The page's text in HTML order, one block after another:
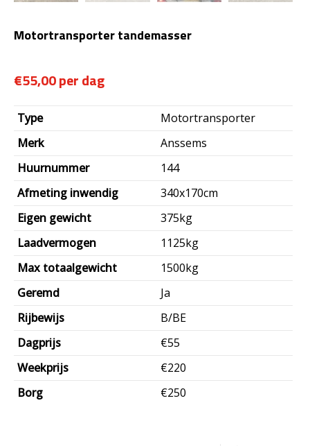
Motortransporter tandemasser
€55,00
Type
Motortransporter
Merk
Anssems
Huurnummer
144
Afmeting inwendig
340x170cm
Eigen gewicht
375kg
Laadvermogen
1125kg
Max totaalgewicht
1500kg
Geremd
Ja
Rijbewijs
B/BE
Dagprijs
€55
Weekprijs
€220
Borg
€250